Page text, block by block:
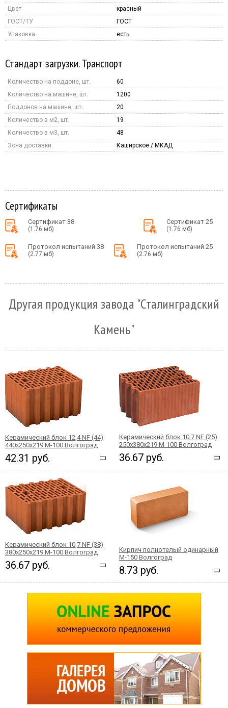
Цвет
красный
ГОСТ/ТУ
ГОСТ
Упаковка
есть
Стандарт загрузки. Транспорт
Количество на поддоне, шт.
60
Количество на машине, шт.
1200
Поддонов на машине, шт.
20
Количество в м2, шт.
19
Количество в м3, шт.
48
Зона доставки:
Каширское / МКАД
Сертификаты
Сертификат 38
(1.76 мб)
Сертификат 25
(1.76 мб)
Протокол испытаний 38
(2.77 мб)
Протокол испытаний 25
(2.76 мб)
Другая продукция завода "Сталинградский
Камень"
Керамический блок 12,4 NF (44)
440x250x219 М-100 Волгоград
42.31 руб.
Керамический блок 10,7 NF (25)
250x380x219 М-100 Волгоград
36.67 руб.
Керамический блок 10,7 NF (38)
380x250x219 М-100 Волгоград
36.67 руб.
Кирпич полнотелый одинарный
М-150 Волгоград
8.73 руб.